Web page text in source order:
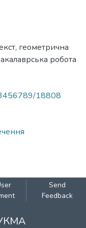
, геометрична
робота
18808
Send
Feedback